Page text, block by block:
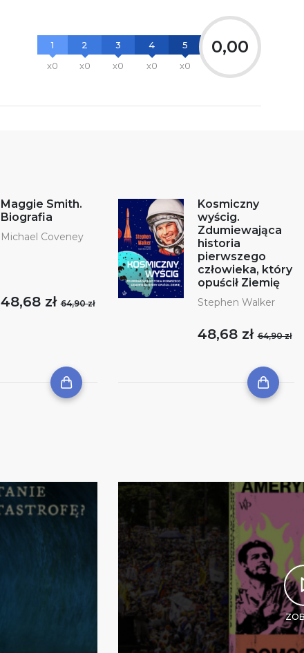
1
x0
2
x0
3
x0
4
x0
5
x0
0,00
Maggie Smith.
Biografia
Michael Coveney
48,68 zł64,90 zł
Kosmiczny
wyścig.
Zdumiewająca
historia
pierwszego
człowieka, który
opuścił Ziemię
Stephen Walker
48,68 zł64,90 zł